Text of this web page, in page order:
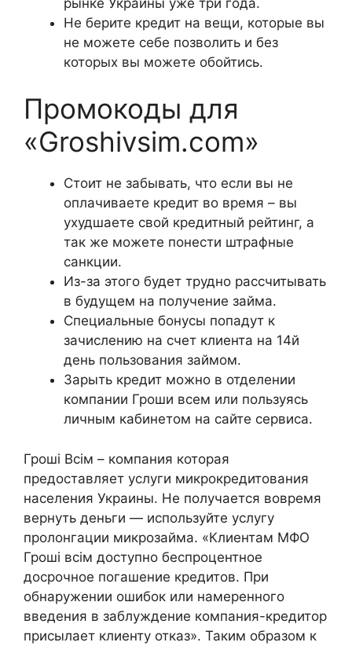
Не берите кредит на вещи, которые вы
не можете себе позволить и без
которых вы можете обойтись.
Промокоды для
«Groshivsim.com»
Стоит не забывать, что если вы не
оплачиваете кредит во время – вы
ухудшаете свой кредитный рейтинг, а
так же можете понести штрафные
санкции.
Из-за этого будет трудно рассчитывать
в будущем на получение займа.
Специальные бонусы попадут к
зачислению на счет клиента на 14й
день пользования займом.
Зарыть кредит можно в отделении
компании Гроши всем или пользуясь
личным кабинетом на сайте сервиса.
Гроші Всім – компания которая
предоставляет услуги микрокредитования
населения Украины. Не получается вовремя
вернуть деньги — используйте услугу
пролонгации микрозайма. «Клиентам МФО
Гроші всім доступно беспроцентное
досрочное погашение кредитов. При
обнаружении ошибок или намеренного
введения в заблуждение компания-кредитор
присылает клиенту отказ». Таким образом к